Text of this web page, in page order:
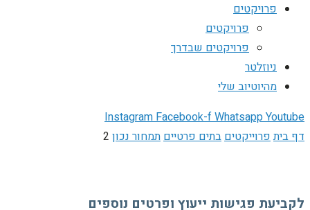
פרויקטים
פרויקטים
פרויקטים שבדרך
ניוזלטר
מהיוטיוב שלי
InstagramFacebook-fWhatsappYoutube
דף ביתפרוייקטיםבתים פרטייםתמחור נכון 2
לקביעת פגישות ייעוץ ופרטים נוספים